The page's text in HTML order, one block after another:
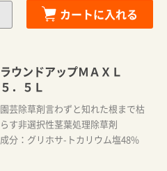
カートに入れる
ラウンドアップＭＡＸＬ
５．５Ｌ
園芸除草剤言わずと知れた根まで枯
らす非選択性茎葉処理除草剤
成分：グリホサ-トカリウム塩48%